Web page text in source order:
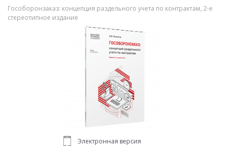
Гособоронзаказ: концепция раздельного учета по контрактам, 2-е
стереотипное издание
Электронная версия